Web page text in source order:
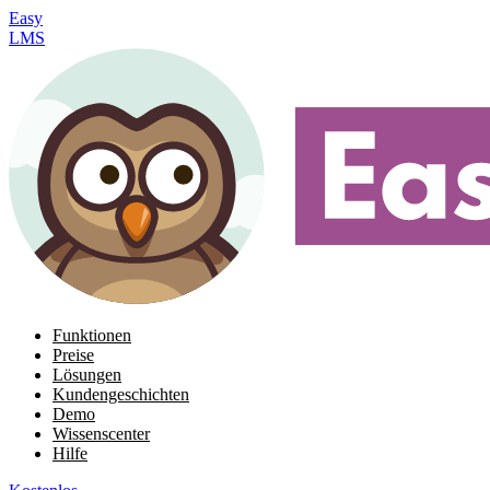
Easy
LMS
Funktionen
Preise
Lösungen
Kundengeschichten
Demo
Wissenscenter
Hilfe